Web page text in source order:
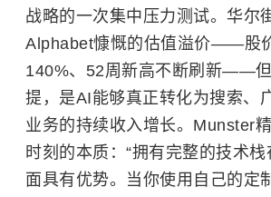
战略的一次集中压力测试。华尔
Alphabet慷慨的估值溢价——股
140%、52周新高不断刷新——
提，是AI能够真正转化为搜索、
业务的持续收入增长。Munster
时刻的本质：“拥有完整的技术
面具有优势。当你使用自己的定